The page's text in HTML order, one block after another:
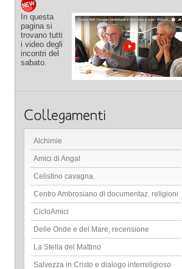
In questa
pagina si
trovano tutti
i video degli
incontri del
sabato.
Alchimie
Amici di Angal
Celistino cavagna.
Centro Ambrosiano di documentaz. religioni
CicloAmici
Delle Onde e del Mare, recensione
La Stella del Mattino
Salvezza in Cristo e dialogo interreligioso